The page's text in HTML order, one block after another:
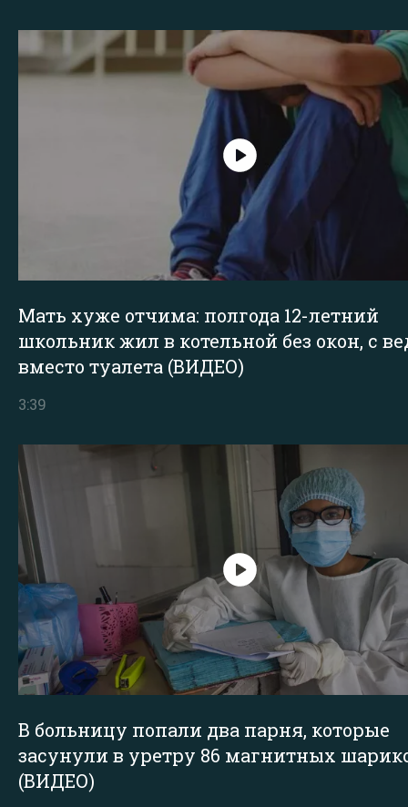
Мать хуже отчима: полгода 12-летний
школьник жил в котельной без окон, с
вместо туалета (ВИДЕО)
3:39
В больницу попали два парня, которые
засунули в уретру 86 магнитных
(ВИДЕО)